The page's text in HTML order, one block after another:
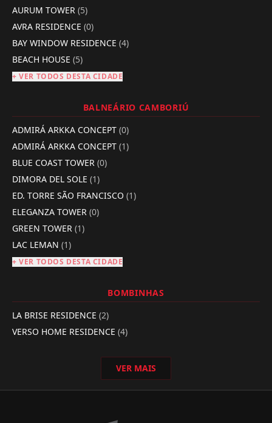
AURUM TOWER (5)
AVRA RESIDENCE (0)
BAY WINDOW RESIDENCE (4)
BEACH HOUSE (5)
+ VER TODOS DESTA CIDADE
BALNEÁRIO CAMBORIÚ
ADMIRÁ ARKKA CONCEPT (0)
ADMIRÁ ARKKA CONCEPT (1)
BLUE COAST TOWER (0)
DIMORA DEL SOLE (1)
ED. TORRE SÃO FRANCISCO (1)
ELEGANZA TOWER (0)
GREEN TOWER (1)
LAC LEMAN (1)
+ VER TODOS DESTA CIDADE
BOMBINHAS
LA BRISE RESIDENCE (2)
VERSO HOME RESIDENCE (4)
VER MAIS